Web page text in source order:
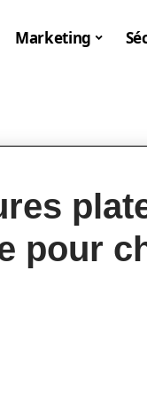
Marketing
pour